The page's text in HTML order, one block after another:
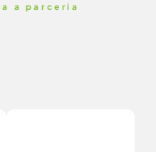
a parceria